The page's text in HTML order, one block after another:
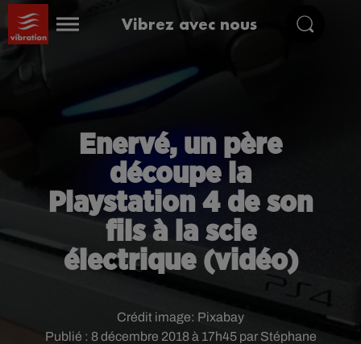
Vibrez avec nous
Enervé, un père
découpe la
Playstation 4 de son
fils à la scie
électrique (vidéo)
Publié : 8 décembre 2018 à 17h45 par Stéphane
Crédit image: Pixabay